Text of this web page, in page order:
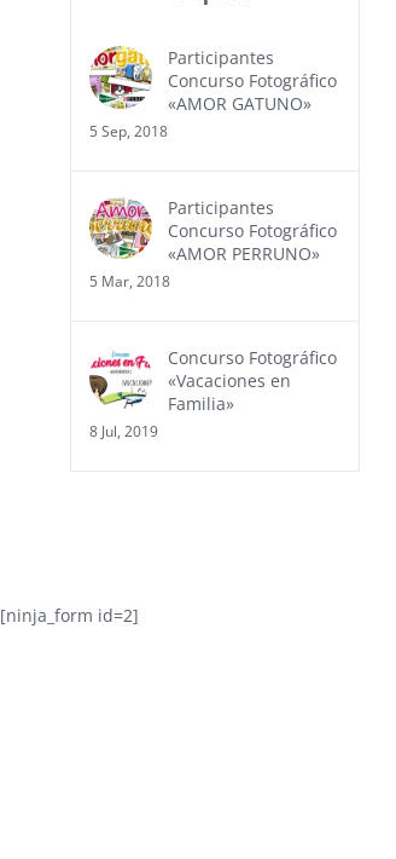
Participantes
Concurso Fotográfico
«AMOR GATUNO»
5 Sep, 2018
Participantes
Concurso Fotográfico
«AMOR PERRUNO»
5 Mar, 2018
Concurso Fotográfico
«Vacaciones en
Familia»
8 Jul, 2019
[ninja_form id=2]